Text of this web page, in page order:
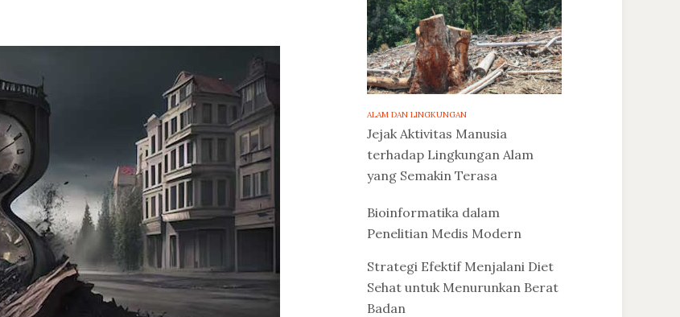
ALAM DAN LINGKUNGAN
Jejak Aktivitas Manusia
terhadap Lingkungan Alam
yang Semakin Terasa
Bioinformatika dalam
Penelitian Medis Modern
Strategi Efektif Menjalani Diet
Sehat untuk Menurunkan Berat
Badan